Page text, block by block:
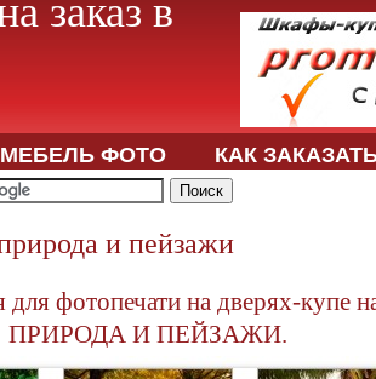
заказ в
МЕБЕЛЬ ФОТО КАК
и пейзажи
фотопечати на дверях-купе
ПРИРОДА И ПЕЙЗАЖИ.